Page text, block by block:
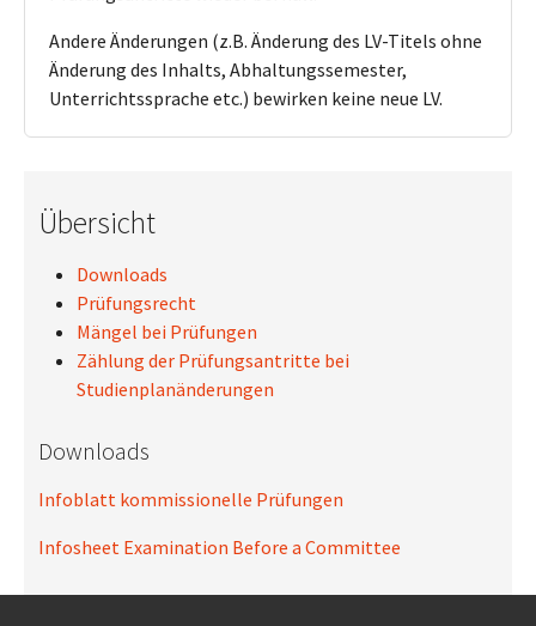
Andere Änderungen (z.B. Änderung des LV-Titels ohne
Änderung des Inhalts, Abhaltungssemester,
Unterrichtssprache etc.) bewirken keine neue LV.
Übersicht
Downloads
Prüfungsrecht
Mängel bei Prüfungen
Zählung der Prüfungsantritte bei
Studienplanänderungen
Downloads
Infoblatt kommissionelle Prüfungen
Infosheet Examination Before a Committee